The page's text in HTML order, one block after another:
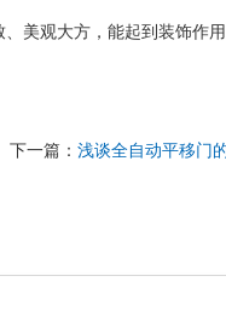
美观大方，能起到装饰作
下一篇：浅谈全自动平移门